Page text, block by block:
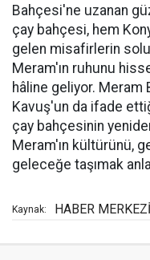
Bahçesi'ne uzanan
çay bahçesi, hem
gelen misafirlerin
Meram'ın ruhunu
hâline geliyor. Meram
Kavuş'un da ifade
çay bahçesinin
Meram'ın kültürünü,
geleceğe taşımak
Kaynak: HABER MERKEZİ